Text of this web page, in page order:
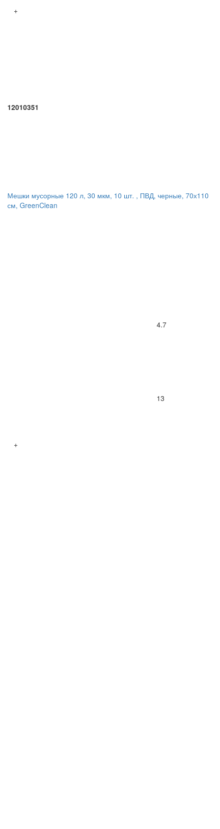
+
12010351
Мешки мусорные 120 л, 30 мкм, 10 шт. , ПВД, черные, 70х110
см, GreenClean
4.7
13
+